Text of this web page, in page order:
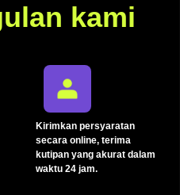
kami
Kirimkan persyaratan
secara online, terima
kutipan yang akurat dalam
waktu 24 jam.